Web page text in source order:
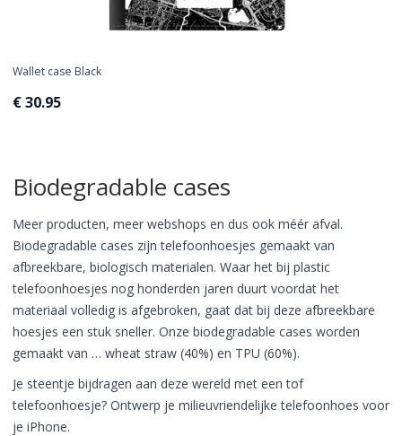
Wallet case Black
€ 30.95
Biodegradable cases
Meer producten, meer webshops en dus ook méér afval.
Biodegradable cases zijn telefoonhoesjes gemaakt van
afbreekbare, biologisch materialen. Waar het bij plastic
telefoonhoesjes nog honderden jaren duurt voordat het
materiaal volledig is afgebroken, gaat dat bij deze afbreekbare
hoesjes een stuk sneller. Onze biodegradable cases worden
gemaakt van … wheat straw (40%) en TPU (60%).
Je steentje bijdragen aan deze wereld met een tof
telefoonhoesje? Ontwerp je milieuvriendelijke telefoonhoes voor
je iPhone.